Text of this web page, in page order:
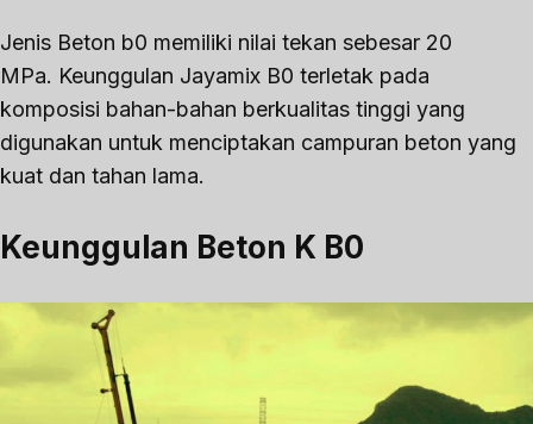
Jenis Beton b0 memiliki nilai tekan sebesar 20
MPa. Keunggulan Jayamix B0 terletak pada
komposisi bahan-bahan berkualitas tinggi yang
digunakan untuk menciptakan campuran beton yang
kuat dan tahan lama.
Keunggulan Beton K B0